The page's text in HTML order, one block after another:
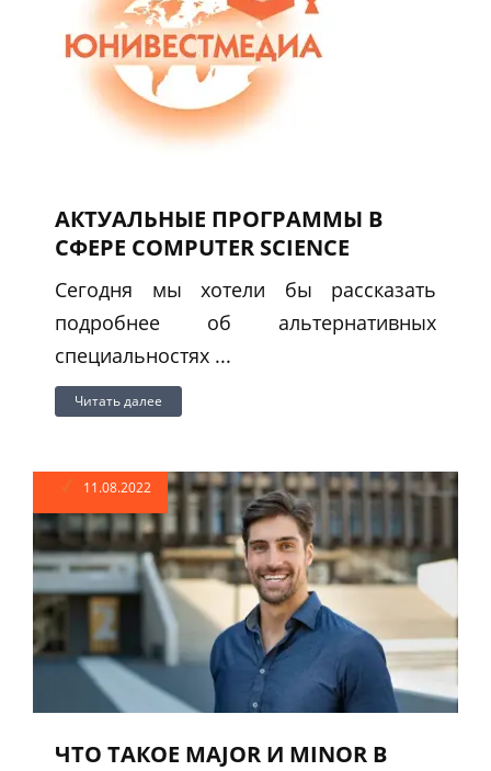
АКТУАЛЬНЫЕ ПРОГРАММЫ В
СФЕРЕ COMPUTER SCIENCE
Сегодня мы хотели бы рассказать
подробнее об альтернативных
специальностях ...
Читать далее
11.08.2022
ЧТО ТАКОЕ MAJOR И MINOR В